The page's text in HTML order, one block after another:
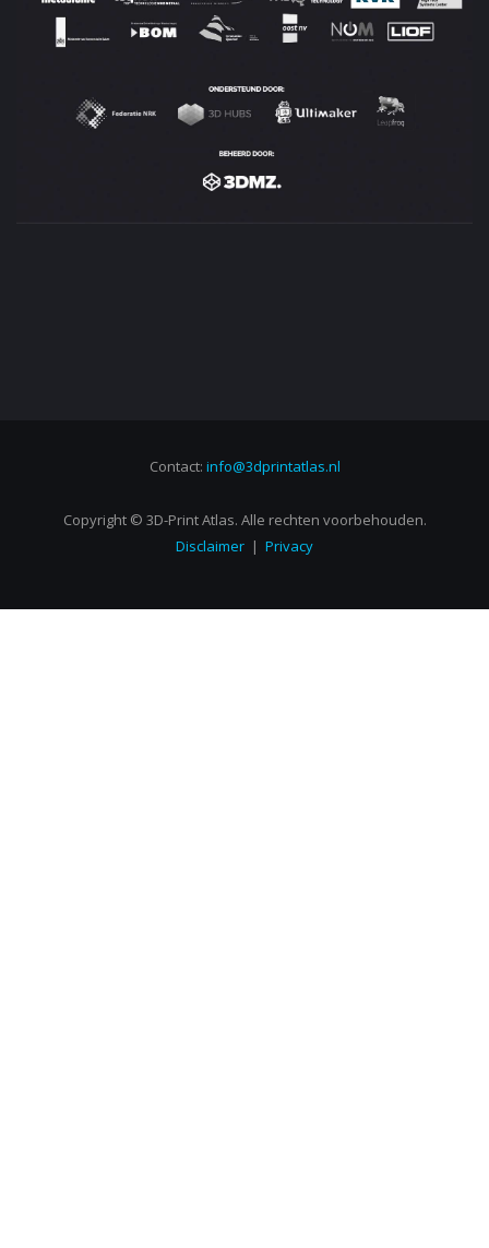
Contact: info@3dprintatlas.nl
Copyright © 3D-Print Atlas. Alle rechten voorbehouden.
Disclaimer | Privacy